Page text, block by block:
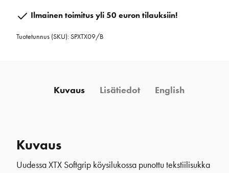
mm
Musta.
Ilmainen toimitus yli 50 euron tilauksiin!
Tuotetunnus (SKU):SPXTX09/B
Kuvaus Lisätiedot English
Kuvaus
Uudessa XTX Softgrip köysilukossa punottu tekstiilisukka